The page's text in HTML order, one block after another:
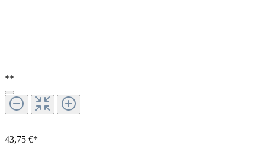
**
43,75 €*